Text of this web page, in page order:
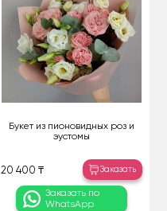
Букет из пионовидных роз и
эустомы
20 400 ₸ Заказать
Заказать по
WhatsApp